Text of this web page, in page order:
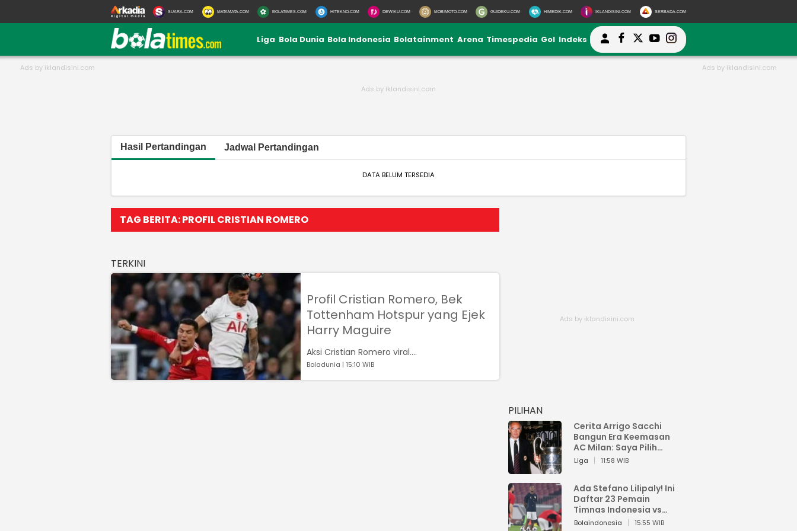
SUARA.COM MATAMATA.COM BOLATIMES.COM HITEKNO.COM DEWIKU.COM MOBIMOTO.COM GUIDEKU.COM HIMEDIK.COM IKLANDISINI.COM SERBADA.COM
Liga Bola Dunia Bola Indonesia Bolatainment Arena Timespedia Gol Indeks
Hasil Pertandingan Jadwal Pertandingan
DATA BELUM TERSEDIA
TAG BERITA: PROFIL CRISTIAN ROMERO
TERKINI
Profil Cristian Romero, Bek
Tottenham Hotspur yang Ejek
Harry Maguire
Aksi Cristian Romero viral....
Boladunia | 15:10 WIB
PILIHAN
Cerita Arrigo Sacchi
Bangun Era Keemasan
AC Milan: Saya Pilih
Pemain dari Isi Otaknya
Liga 11:58 WIB
Ada Stefano Lilipaly! Ini
Daftar 23 Pemain
Timnas Indonesia vs
China
Bolaindonesia 15:55 WIB